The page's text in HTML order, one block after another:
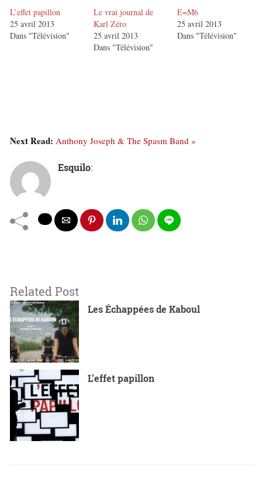
L’effet papillon
25 avril 2013
Dans "Télévision"
Le vrai journal de
Karl Zéro
25 avril 2013
Dans "Télévision"
E=M6
25 avril 2013
Dans "Télévision"
Next Read: Anthony Joseph & The Spasm Band »
Esquilo:
Related Post
Les Échappées de Kaboul
L’effet papillon